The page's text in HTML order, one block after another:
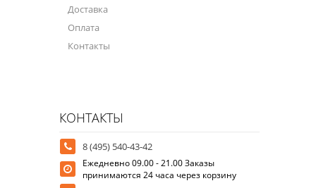
Доставка
Оплата
Контакты
КОНТАКТЫ
8 (495) 540-43-42
Ежедневно 09.00 - 21.00 Заказы
принимаются 24 часа через корзину